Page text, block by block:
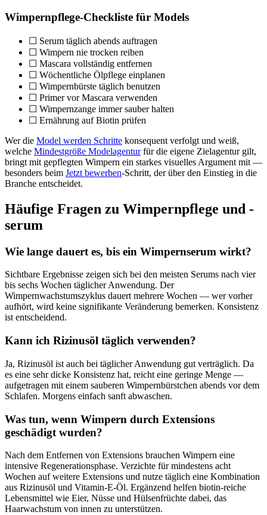
Wimpernpflege-Checkliste für Models
☐ Serum täglich abends auftragen
☐ Wimpern nie trocken reiben
☐ Mascara vollständig entfernen
☐ Wöchentliche Ölpflege einplanen
☐ Wimpernbürste täglich benutzen
☐ Primer vor Mascara verwenden
☐ Wimpernzange immer sauber halten
☐ Ernährung auf Biotin prüfen
Wer die Model werden Schritte konsequent verfolgt und weiß,
welche Mindestgröße Modelagenturfür die eigene Zielagentur gilt,
bringt mit gepflegten Wimpern ein starkes visuelles Argument mit —
besonders beim Jetzt bewerben-Schritt, der über den Einstieg in die
Branche entscheidet.
Häufige Fragen zu Wimpernpflege und -
serum
Wie lange dauert es, bis ein Wimpernserum wirkt?
Sichtbare Ergebnisse zeigen sich bei den meisten Serums nach vier
bis sechs Wochen täglicher Anwendung. Der
Wimpernwachstumszyklus dauert mehrere Wochen — wer vorher
aufhört, wird keine signifikante Veränderung bemerken. Konsistenz
ist entscheidend.
Kann ich Rizinusöl täglich verwenden?
Ja, Rizinusöl ist auch bei täglicher Anwendung gut verträglich. Da
es eine sehr dicke Konsistenz hat, reicht eine geringe Menge —
aufgetragen mit einem sauberen Wimpernbürstchen abends vor dem
Schlafen. Morgens einfach sanft abwaschen.
Was tun, wenn Wimpern durch Extensions
geschädigt wurden?
Nach dem Entfernen von Extensions brauchen Wimpern eine
intensive Regenerationsphase. Verzichte für mindestens acht
Wochen auf weitere Extensions und nutze täglich eine Kombination
aus Rizinusöl und Vitamin-E-Öl. Ergänzend helfen biotin-reiche
Lebensmittel wie Eier, Nüsse und Hülsenfrüchte dabei, das
Haarwachstum von innen zu unterstützen.